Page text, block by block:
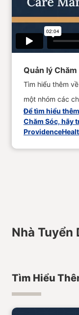
Quản lý
Để tìm hiểu
Chăm Sóc, hãy
Tìm hiểu thêm
một nhóm các
cho quý vị và
thống chăm sóc
Nhà Tuyển
Tìm Hiểu